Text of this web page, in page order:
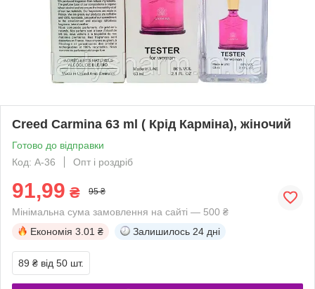
Creed Carmina 63 ml ( Крід Карміна), жіночий
Готово до відправки
Код: А-36
Опт і роздріб
91,99 ₴ 95 ₴
Мінімальна сума замовлення на сайті — 500 ₴
Економія 3.01 ₴ Залишилось 24 дні
89 ₴ від 50 шт.